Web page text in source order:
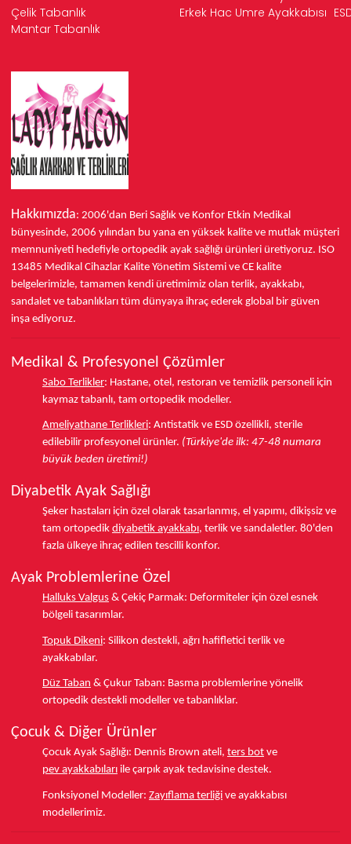
Çelik Tabanlık
Erkek Hac Umre Ayakkabısı
Mantar Tabanlık
Hakkımızda: 2006'dan Beri Sağlık ve Konfor Etkin Medikal
bünyesinde, 2006 yılından bu yana en yüksek kalite ve mutlak müşteri
memnuniyeti hedefiyle ortopedik ayak sağlığı ürünleri üretiyoruz. ISO
13485 Medikal Cihazlar Kalite Yönetim Sistemi ve CE kalite
belgelerimizle, tamamen kendi üretimimiz olan terlik, ayakkabı,
sandalet ve tabanlıkları tüm dünyaya ihraç ederek global bir güven
inşa ediyoruz.
Medikal & Profesyonel Çözümler
Sabo Terlikler: Hastane, otel, restoran ve temizlik personeli için
kaymaz tabanlı, tam ortopedik modeller.
Ameliyathane Terlikleri: Antistatik ve ESD özellikli, sterile
edilebilir profesyonel ürünler. (Türkiye'de ilk: 47-48 numara
büyük beden üretimi!)
Diyabetik Ayak Sağlığı
Şeker hastaları için özel olarak tasarlanmış, el yapımı, dikişsiz ve
tam ortopedik diyabetik ayakkabı, terlik ve sandaletler. 80'den
fazla ülkeye ihraç edilen tescilli konfor.
Ayak Problemlerine Özel
Halluks Valgus & Çekiç Parmak: Deformiteler için özel esnek
bölgeli tasarımlar.
Topuk Dikeni: Silikon destekli, ağrı hafifletici terlik ve
ayakkabılar.
Düz Taban & Çukur Taban: Basma problemlerine yönelik
ortopedik destekli modeller ve tabanlıklar.
Çocuk & Diğer Ürünler
Çocuk Ayak Sağlığı: Dennis Brown ateli, ters bot ve
pev ayakkabıları ile çarpık ayak tedavisine destek.
Fonksiyonel Modeller: Zayıflama terliği ve ayakkabısı
modellerimiz.